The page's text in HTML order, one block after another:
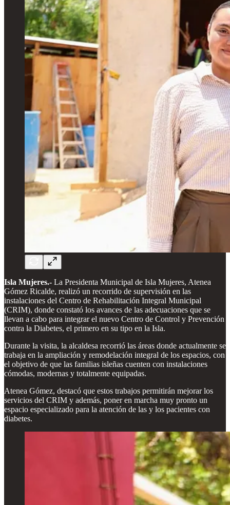
Isla Mujeres.- La Presidenta Municipal de Isla Mujeres, Atenea
Gómez Ricalde, realizó un recorrido de supervisión en las
instalaciones del Centro de Rehabilitación Integral Municipal
(CRIM), donde constató los avances de las adecuaciones que se
llevan a cabo para integrar el nuevo Centro de Control y Prevención
contra la Diabetes, el primero en su tipo en la Isla.
Durante la visita, la alcaldesa recorrió las áreas donde actualmente se
trabaja en la ampliación y remodelación integral de los espacios, con
el objetivo de que las familias isleñas cuenten con instalaciones
cómodas, modernas y totalmente equipadas.
Atenea Gómez, destacó que estos trabajos permitirán mejorar los
servicios del CRIM y además, poner en marcha muy pronto un
espacio especializado para la atención de las y los pacientes con
diabetes.